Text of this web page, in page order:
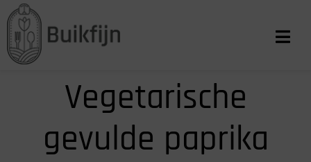
Vegetarische
gevulde paprika